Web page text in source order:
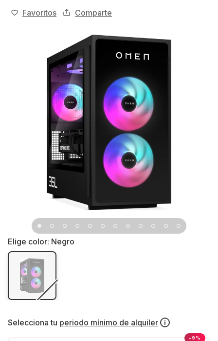
Favoritos Comparte
Elige color: Negro
Selecciona tu periodo mínimo de alquiler
-9%